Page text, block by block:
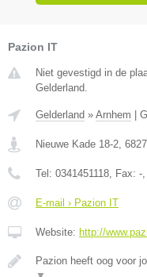
Pazion IT
Niet gevestigd in de
Gelderland.
Gelderland » Arnhem
Nieuwe Kade 18-2
Tel: 0341451118 , Fax: -
E-mail › Pazion IT
Website: http://
Pazion heeft oog voor